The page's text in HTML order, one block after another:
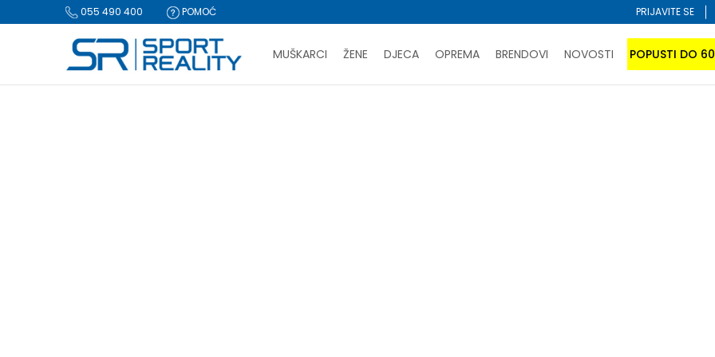
055 490 400 POMOĆ PRIJAVITE SE
MUŠKARCI ŽENE DJECA OPREMA BRENDOVI NOVOSTI POPUSTI DO